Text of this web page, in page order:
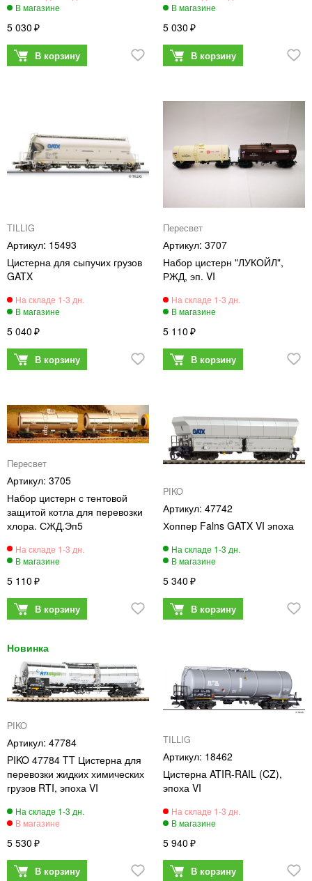
5 030 5 030
TILLIG
15493
Цистерна для сыпучих грузов
GATX
5 040
Пересвет
3707
Набор цистерн "ЛУКОЙЛ",
РЖД, эп. VI
5 110
Пересвет
3705
Набор цистерн с тентовой
защитой котла для перевозки
хлора. СЖД.Эп5
5 110
PIKO
47742
Хоппер Falns GATX VI эпоха
5 340
PIKO
47784
PIKO 47784 TT Цистерна для
перевозки жидких химических
грузов RTI, эпоха VI
5 530
TILLIG
18462
Цистерна ATIR-RAIL (CZ),
эпоха VI
5 940